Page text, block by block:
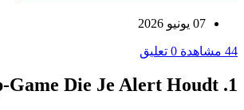
07 يونيو 2026
44 مشاهدة 0 تعليق
1. De Strip‑Game Die Je Alert Houdt